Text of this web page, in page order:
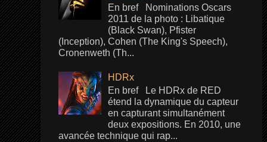
En bref Nominations Oscars
2011 de la photo : Libatique
(Black Swan), Pfister
(Inception), Cohen (The King's Speech),
Cronenweth (Th...
HDRx
En bref Le HDRx de RED
étend la dynamique du capteur
en capturant simultanément
deux expositions. En 2010, une
avancée technique qui rap...